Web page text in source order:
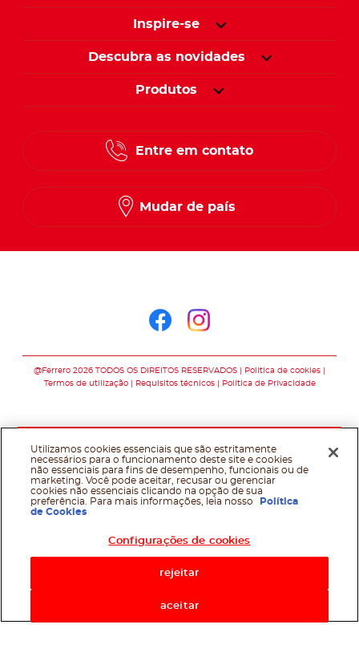
Inspire-se
Descubra as novidades
Produtos
Entre em contato
Mudar de país
@Ferrero 2026 TODOS OS DIREITOS RESERVADOS
Política de cookies
Termos de utilização
Requisitos técnicos Política de Privacidade
Utilizamos cookies essenciais que são estritamente
necessários para o funcionamento deste site e cookies
não essenciais para fins de desempenho, funcionais ou de
marketing. Você pode aceitar, recusar ou gerenciar
cookies não essenciais clicando na opção de sua
preferência. Para mais informações, leia nosso
Política
de Cookies
Configurações de cookies
rejeitar
aceitar